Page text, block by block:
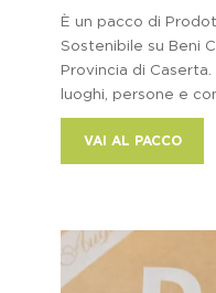
È un pacco di
Sostenibile su Beni
Provincia di
luoghi, persone e
VAI AL PACCO